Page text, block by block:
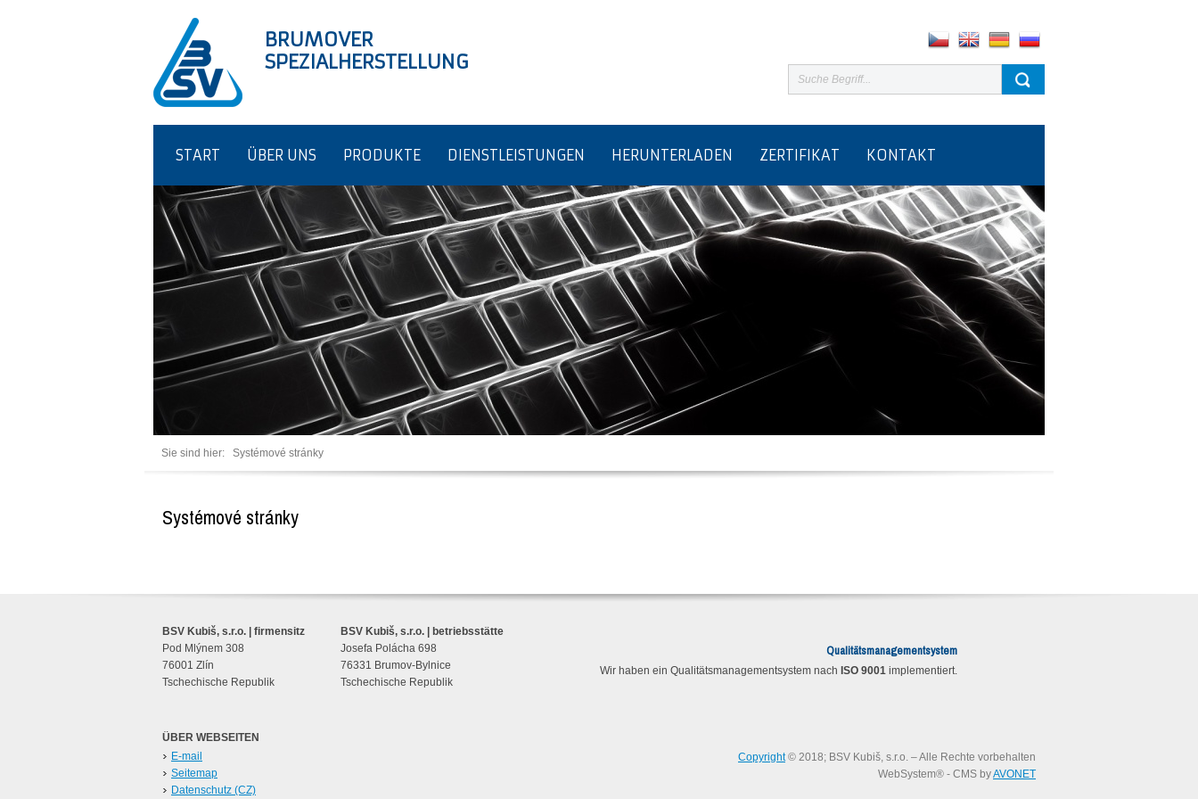
BRUMOVER
SPEZIALHERSTELLUNG
START ÜBER UNS PRODUKTE DIENSTLEISTUNGEN HERUNTERLADEN ZERTIFIKAT KONTAKT
Sie sind hier: Systémové stránky
Systémové stránky
BSV Kubiš, s.r.o. | firmensitz
Pod Mlýnem 308
76001 Zlín
Tschechische Republik
BSV Kubiš, s.r.o. | betriebsstätte
Josefa Polácha 698
76331 Brumov-Bylnice
Tschechische Republik
Qualitätsmanagementsystem
Wir haben ein Qualitätsmanagementsystem nach ISO 9001 implementiert.
ÜBER WEBSEITEN
E-mail
Seitemap
Datenschutz (CZ)
Copyright© 2018; BSV Kubiš, s.r.o. – Alle Rechte vorbehalten
WebSystem® - CMS byAVONET